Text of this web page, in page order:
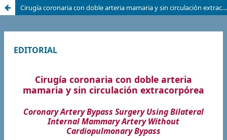
Cirugía coronaria con doble arteria mamaria y sin circulación extracorpórea